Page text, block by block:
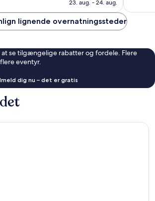
23. aug. - 24. aug.
lignende overnatningssteder
at se tilgængelige rabatter og fordele. Flere
eventyr.
dig nu – det er gratis